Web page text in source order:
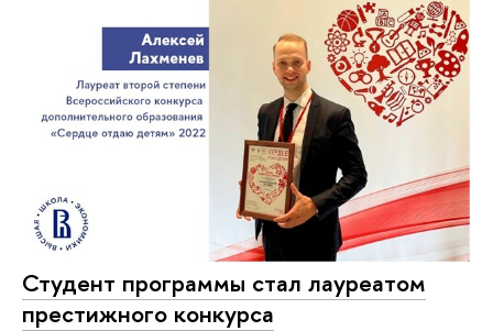
Студент программы стал лауреатом
престижного конкурса